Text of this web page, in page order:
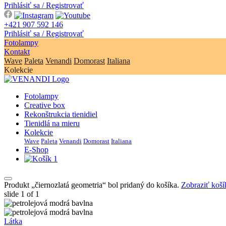
Prihlásiť sa / Registrovať
+421 907 592 146
Prihlásiť sa / Registrovať
Fotolampy
Kontakt
Wave Paleta Venandi Domorast Italiana
Kolekcie
Fotolampy
Creative box
Rekonštrukcia tienidiel
Tienidlá na mieru
Kolekcie
Wave Paleta Venandi Domorast Italiana
E-Shop
1
Produkt „čiernozlatá geometria“ bol pridaný do košíka. Zobraziť
slide 1 of 1
Látka